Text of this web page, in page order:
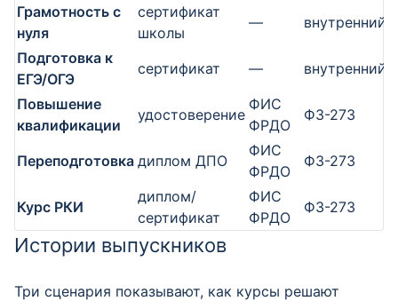
Грамотность с
нуля
сертификат
школы
—
внутренний
Подготовка к
ЕГЭ/ОГЭ
сертификат —
внутренний
Повышение
квалификации
удостоверение
ФИС
ФРДО
ФЗ-273
Переподготовка диплом ДПО
ФИС
ФРДО
ФЗ-273
Курс РКИ
диплом/
сертификат
ФИС
ФРДО
ФЗ-273
Истории выпускников
Три сценария показывают, как курсы решают